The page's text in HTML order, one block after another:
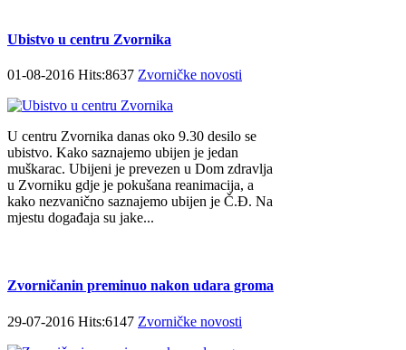
Ubistvo u centru Zvornika
01-08-2016 Hits:8637 Zvorničke novosti
U centru Zvornika danas oko 9.30 desilo se
ubistvo. Kako saznajemo ubijen je jedan
muškarac. Ubijeni je prevezen u Dom zdravlja
u Zvorniku gdje je pokušana reanimacija, a
kako nezvanično saznajemo ubijen je Č.Đ. Na
mjestu događaja su jake...
Zvorničanin preminuo nakon udara groma
29-07-2016 Hits:6147 Zvorničke novosti